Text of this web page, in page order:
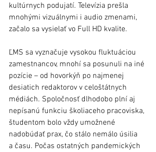
kultúrnych podujatí. Televízia prešla
mnohými vizuálnymi i audio zmenami,
začalo sa vysielať vo Full HD kvalite.
ĽMS sa vyznačuje vysokou fluktuáciou
zamestnancov, mnohí sa posunuli na iné
pozície – od hovorkýň po najmenej
desiatich redaktorov v celoštátnych
médiách. Spoločnosť dlhodobo plní aj
nepísanú funkciu školiaceho pracoviska,
študentom bolo vždy umožnené
nadobúdať prax, čo stálo nemálo úsilia
a času. Počas ostatných pandemických